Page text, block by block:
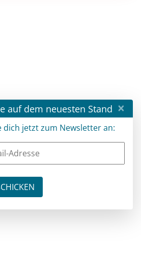
auf dem neuesten Stand ×
dich jetzt zum Newsletter an: